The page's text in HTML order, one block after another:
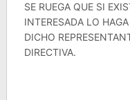
SE RUEGA QUE SI
INTERESADA LO
DICHO
DIRECTIVA.